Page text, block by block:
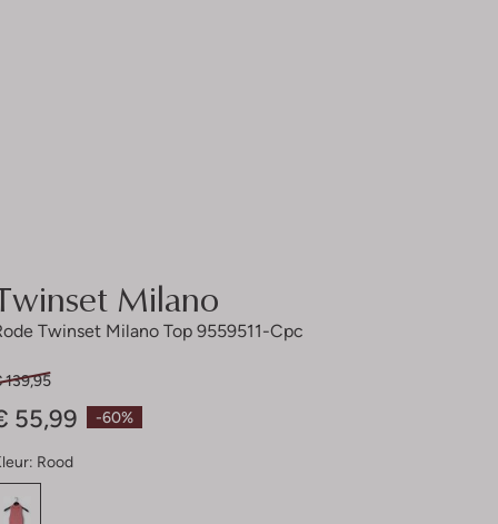
Milano
Twinset Milano Top 9559511-Cpc
-60%
139,95
55,99
Rood